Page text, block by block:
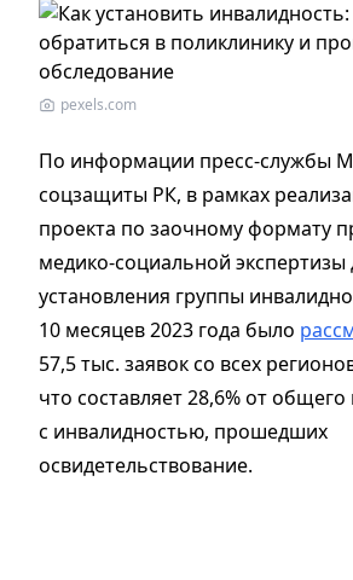
pexels.com
По информации пресс-службы
соцзащиты РК, в рамках
проекта по заочному формату
медико-социальной экспертизы
установления группы
10 месяцев 2023 года было
57,5 тыс. заявок со всех
что составляет 28,6% от
с инвалидностью, прошедших
освидетельствование.